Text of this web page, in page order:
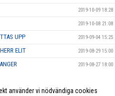
2019-10-09 18:28
2019-10-08 21:08
UPP 2019-09-04 15:25
ELIT 2019-08-29 15:00
2019-08-27 18:00
2019-06-10 18:10
använder vi nödvändiga cookies